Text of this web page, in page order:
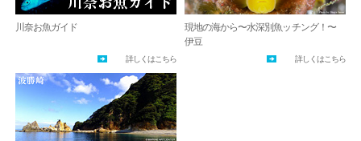
川奈お魚ガイド
詳しくはこちら
現地の海から〜水深別魚ッチング！〜
伊豆
詳しくはこちら